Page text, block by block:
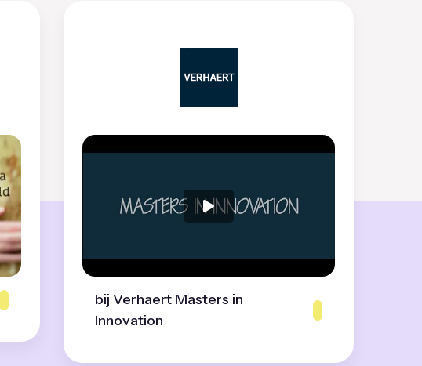
bij Verhaert Masters in
Innovation